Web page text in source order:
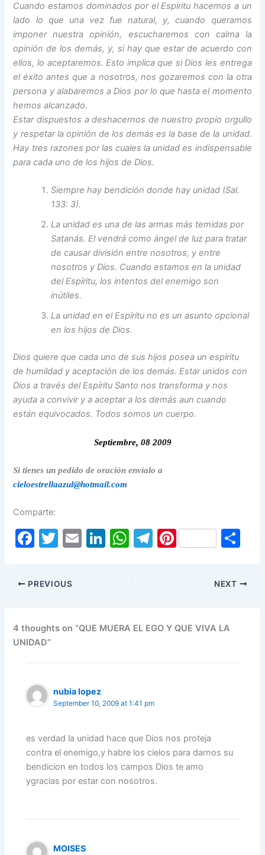
Cuando estamos dominados por el Espíritu hacemos a un
lado lo que una vez fue natural, y, cuando queramos
imponer nuestra opinión, escucharemos con calma la
opinión de los demás, y, si hay que estar de acuerdo con
ellos, lo aceptaremos. Esto implica que si Dios les entrega
el éxito antes que a nosotros, nos gozaremos con la otra
persona y alabaremos a Dios por lo que hasta el momento
hemos alcanzado.
Estar dispuestos a deshacernos de nuestro propio orgullo
y respetar la opinión de los demás es la base de la unidad.
Hay tres razones por las cuales la unidad es indispensable
para cada uno de los hijos de Dios.
Siempre hay bendición donde hay unidad (Sal.
133: 3).
La unidad es una de las armas más temidas por
Satanás. El vendrá como ángel de luz para tratar
de causar división entre nosotros, y entre
nosotros y Dios. Cuando estamos en la unidad
del Espíritu, los intentos del enemigo son
inútiles.
La unidad en el Espíritu no es un asunto opcional
en los hijos de Dios.
Dios quiere que cada uno de sus hijos posea un espíritu
de humildad y aceptación de los demás. Estar unidos con
Dios a través del Espíritu Santo nos transforma y nos
ayuda a convivir y a aceptar a los demás aun cuando
están equivocados. Todos somos un cuerpo.
Septiembre, 08 2009
Si tienes un pedido de oración envíalo a
cieloestrellaazul@hotmail.com
Comparte:
F
c
o
o
k
T
itt
er
E
Li
n
W
p
T
m
Pi
ar
PREVIOUS NEXT
4 thoughts on “QUE MUERA EL EGO Y QUE VIVA LA
UNIDAD”
nubia lopez
September 10, 2009 at 1:41 pm
es verdad la unidad hace que Dios nos proteja
contra el enemigo,y habre los cielos para darnos su
bendicion en todos los campos Dios te amo
ygracias por estar con nosotros.
MOISES